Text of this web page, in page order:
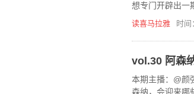
想专门开辟出一
节是很多美国人
读喜马拉雅 时间
vol.30 阿森
本期主播：@颜
森纳，会迎来哪